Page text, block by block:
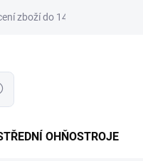
zboží do 14-ti dnů
OHŇOSTROJE